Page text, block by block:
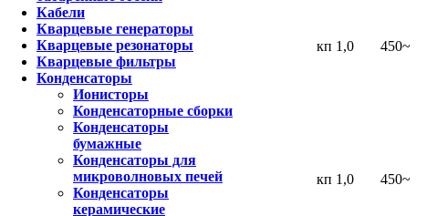
Кабели
Кварцевые генераторы
Кварцевые резонаторы
Кварцевые фильтры
Конденсаторы
Ионисторы
Конденсаторные сборки
Конденсаторы
бумажные
Конденсаторы для
микроволновых печей
Конденсаторы
керамические
кп 1,0 450~
кп 1,0 450~